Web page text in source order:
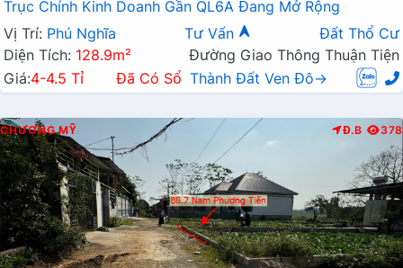
Trục Chính Kinh Doanh Gần QL6A Đang Mở Rộng
Vị Trí: Phú Nghĩa Tư Vấn
Đất Thổ Cư
Diện Tích: 128.9m²
Đường Giao Thông Thuận Tiện
Giá:4-4.5 Tỉ Đã Có Sổ Thành Đất Ven Đô→
CHƯƠNG MỸ Đ.B 378